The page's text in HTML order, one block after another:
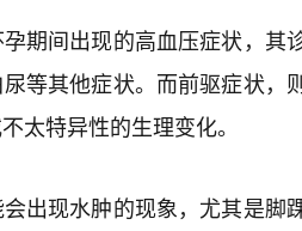
期间出现的高血压症状，其
等其他症状。而前驱症状，
太特异性的生理变化。
出现水肿的现象，尤其是脚